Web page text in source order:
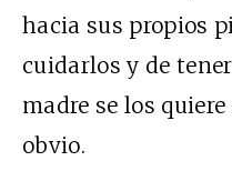
hacia sus propios
cuidarlos y de
madre se los
obvio.